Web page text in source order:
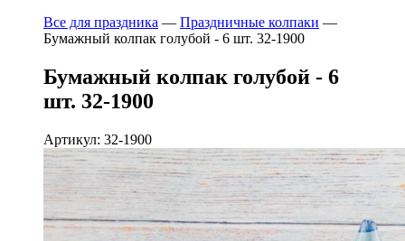
Все для праздника — Праздничные колпаки —
Бумажный колпак голубой - 6 шт. 32-1900
Бумажный колпак голубой - 6
шт. 32-1900
Артикул: 32-1900